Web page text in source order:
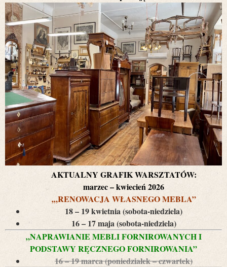
AKTUALNY GRAFIK WARSZTATÓW:
marzec – kwiecień 2026
‚„RENOWACJA WŁASNEGO MEBLA”
18 – 19 kwietnia (sobota-niedziela)
16 – 17 maja (sobota-niedziela)
„NAPRAWIANIE MEBLI FORNIROWANYCH I
PODSTAWY RĘCZNEGO FORNIROWANIA”
16 – 19 marca (poniedziałek – czwartek)